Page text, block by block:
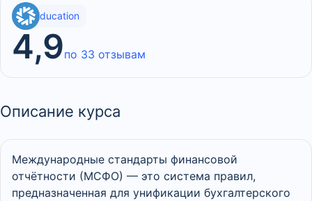
SF Education
4,9по 33 отзывам
Описание курса
Международные стандарты финансовой
отчётности (МСФО) — это система правил,
предназначенная для унификации бухгалтерского